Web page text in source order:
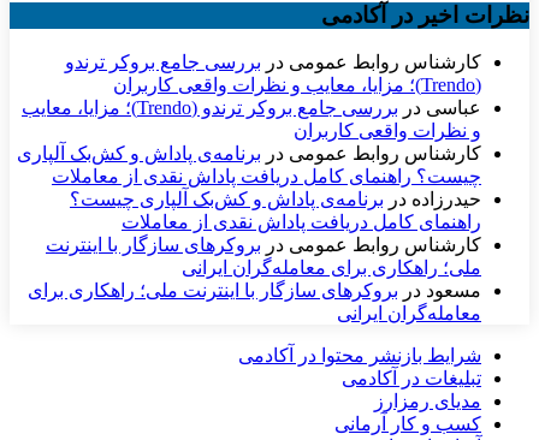
نظرات اخیر در آکادمی
کارشناس روابط عمومی در بررسی جامع بروکر ترندو
(Trendo)؛ مزایا، معایب و نظرات واقعی کاربران
عباسی در
بررسی جامع بروکر ترندو (Trendo)؛ مزایا، معایب
و نظرات واقعی کاربران
کارشناس روابط عمومی در برنامه‌ی پاداش و کش‌بک آلپاری
چیست؟ راهنمای کامل دریافت پاداش نقدی از معاملات
حیدرزاده در برنامه‌ی پاداش و کش‌بک آلپاری چیست؟
راهنمای کامل دریافت پاداش نقدی از معاملات
کارشناس روابط عمومی در بروکرهای سازگار با اینترنت
ملی؛ راهکاری برای معامله‌گران ایرانی
مسعود در بروکرهای سازگار با اینترنت ملی؛ راهکاری برای
معامله‌گران ایرانی
شرایط بازنشر محتوا در آکادمی
تبلیغات در آکادمی
مدیای رمزارز
کسب و کار آرمانی